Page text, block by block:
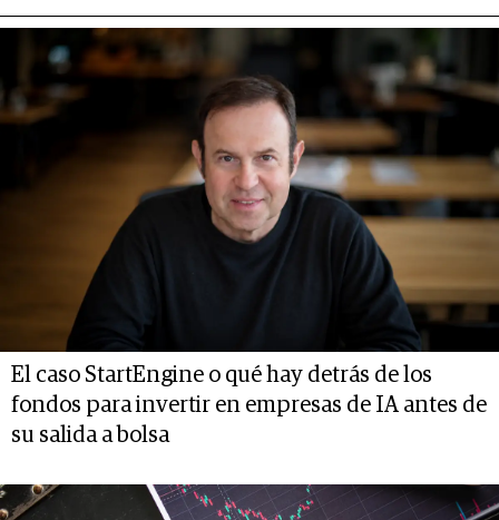
El caso StartEngine o qué hay detrás de los
fondos para invertir en empresas de IA antes de
su salida a bolsa